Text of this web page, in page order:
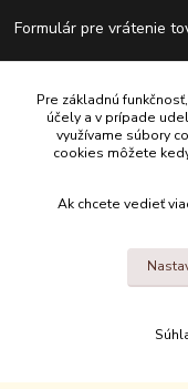
Formulár pre vrátenie
Kontakty
Antikvariát Antikvýchod
+421 911 881
Pre základnú
účely a v prípade
využívame súbory
cookies môžete
Ak chcete vedieť